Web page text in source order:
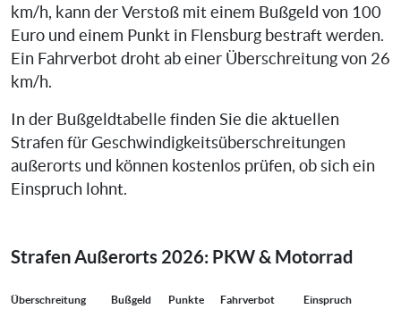
km/h, kann der Verstoß mit einem Bußgeld von 100
Euro und einem Punkt in Flensburg bestraft werden.
Ein Fahrverbot droht ab einer Überschreitung von 26
km/h.
In der Bußgeldtabelle finden Sie die aktuellen
Strafen für Geschwindigkeitsüberschreitungen
außerorts und können kostenlos prüfen, ob sich ein
Einspruch lohnt.
Strafen Außerorts 2026: PKW & Motorrad
Überschreitung Bußgeld Punkte Fahrverbot Einspruch